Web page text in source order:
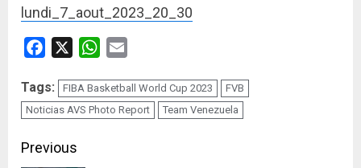
lundi_7_aout_2023_20_30
Facebook WhatsApp
Tags: FIBA Basketball World Cup 2023
FVB
Noticias AVS Photo Report
Team Venezuela
Continue
Previous